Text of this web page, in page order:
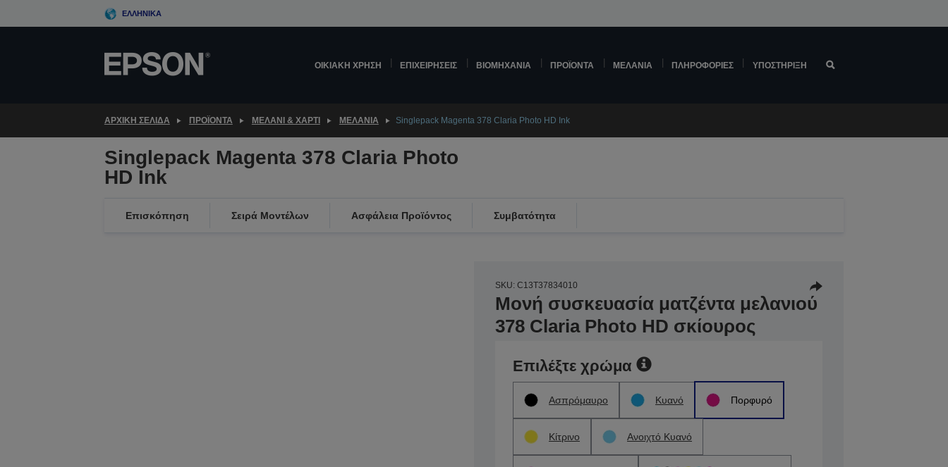
to
ΕΛΛΗΝΙΚΆ
ΟΙΚΙΑΚΉ ΧΡΉΣΗ ΕΠΙΧΕΙΡΉΣΕΙΣ ΒΙΟΜΗΧΑΝΊΑ ΠΡΟΪΌΝΤΑ ΜΕΛΆΝΙΑ ΠΛΗΡΟΦΟΡΊΕΣ ΥΠΟΣΤΉΡΙΞΗ
ΑΡΧΙΚΗ ΣΕΛΙΔΑ ΠΡΟΪΌΝΤΑ ΜΕΛΆΝΙ & ΧΑΡΤΊ ΜΕΛΆΝΙΑ Singlepack Magenta 378 Claria Photo HD Ink
Singlepack Magenta 378 Claria Photo
HD Ink
Επισκόπηση Σειρά Μοντέλων Ασφάλεια Προϊόντος Συμβατότητα
SKU: C13T37834010
Μονή συσκευασία ματζέντα μελανιού
378 Claria Photo HD σκίουρος
Επιλέξτε χρώμα
Ασπρόμαυρο Κυανό Πορφυρό
Κίτρινο Ανοιχτό Κυανό